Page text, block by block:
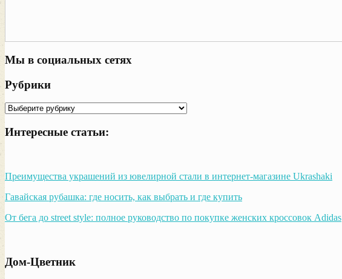
Мы в социальных сетях
Рубрики
Рубрики
Интересные статьи:
Преимущества украшений из ювелирной стали в интернет-магазине Ukrashaki
Гавайская рубашка: где носить, как выбрать и где купить
От бега до street style: полное руководство по покупке женских кроссовок Adidas
Дом-Цветник